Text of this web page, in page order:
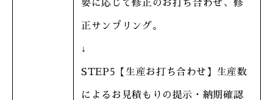
要に応じて修正のお打ち合わせ、修
正サンプリング。
↓
STEP5【生産お打ち合わせ】生産数
によるお見積もりの提示・納期確認